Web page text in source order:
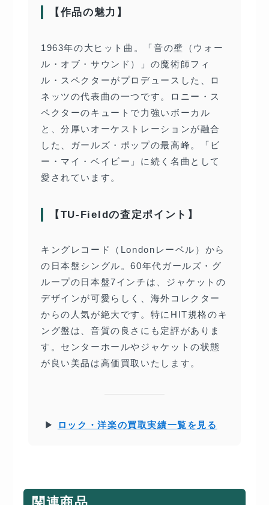
【作品の魅力】
1963年の大ヒット曲。「音の壁（ウォー
ル・オブ・サウンド）」の魔術師フィ
ル・スペクターがプロデュースした、ロ
ネッツの代表曲の一つです。ロニー・ス
ペクターのキュートで力強いボーカル
と、分厚いオーケストレーションが融合
した、ガールズ・ポップの最高峰。「ビ
ー・マイ・ベイビー」に続く名曲として
愛されています。
【TU-Fieldの査定ポイント】
キングレコード（Londonレーベル）から
の日本盤シングル。60年代ガールズ・グ
ループの日本盤7インチは、ジャケットの
デザインが可愛らしく、海外コレクター
からの人気が絶大です。特にHIT規格のキ
ング盤は、音質の良さにも定評がありま
す。センターホールやジャケットの状態
が良い美品は高価買取いたします。
▶ ロック・洋楽の買取実績一覧を見る